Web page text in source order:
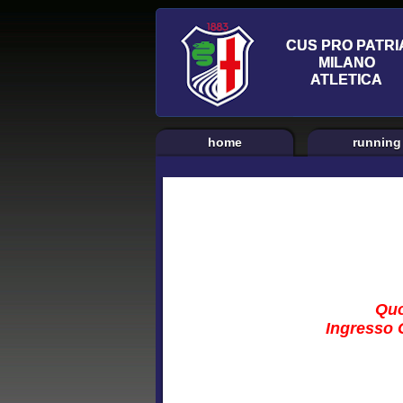
home running
Ingresso